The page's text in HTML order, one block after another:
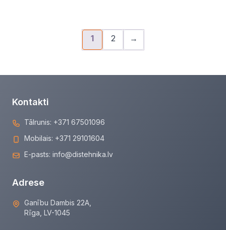
1 2 →
Kontakti
Tālrunis: +371 67501096
Mobilais: +371 29101604
E-pasts: info@distehnika.lv
Adrese
Ganību Dambis 22A,
Rīga, LV-1045